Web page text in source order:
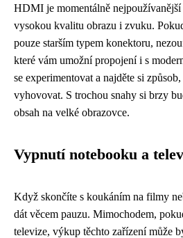
HDMI je momentálně nejpoužívanější
vysokou kvalitu obrazu i zvuku.
pouze starším typem konektoru,
které vám umožní propojení i s
se experimentovat a najděte si
vyhovovat. S trochou snahy si brzy
obsah na velké obrazovce.
Vypnutí notebooku a
Když skončíte s koukáním na filmy
dát věcem pauzu. Mimochodem,
televize, výkup těchto zařízení může